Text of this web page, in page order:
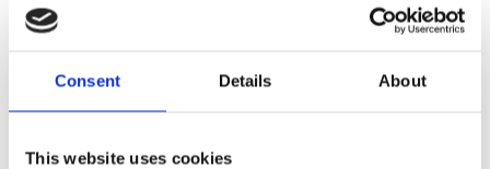
Consent Details About
This website uses cookies
det här läget ha en koppling till coronavirusets
härjningar” sa Tim Brooks, chef för Tillväxtverkets
generösa bedömningen och ge besked till alla de
företagen som väntar i förtvivlan.
regeringen